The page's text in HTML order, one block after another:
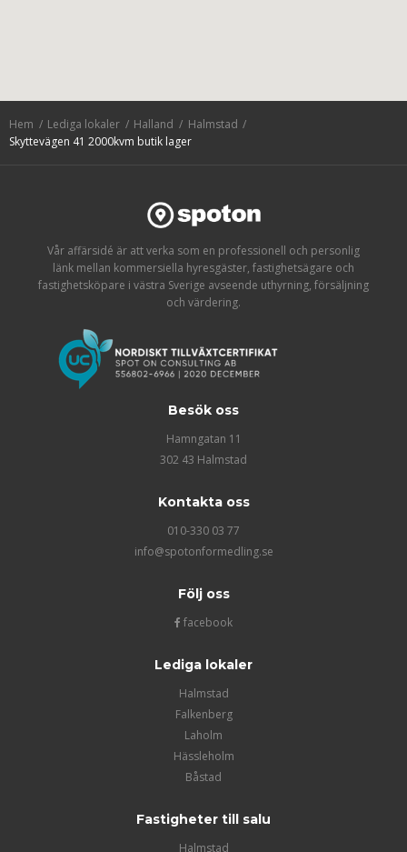
Hem Lediga lokaler Halland
Halmstad
Skyttevägen 41 2000kvm butik lager
Vår affärsidé är att verka som en professionell och personlig
länk mellan kommersiella hyresgäster, fastighetsägare och
fastighetsköpare i västra Sverige avseende uthyrning, försäljning
och värdering.
Besök oss
Hamngatan 11
302 43 Halmstad
Kontakta oss
010-330 03 77
info@spotonformedling.se
Följ oss
facebook
Lediga lokaler
Halmstad
Falkenberg
Laholm
Hässleholm
Båstad
Fastigheter till salu
Halmstad